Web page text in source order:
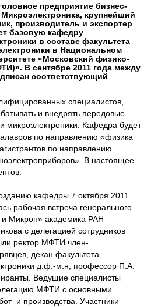
предприятие бизнес-
крупнейший
производитель и экспортер
базовую кафедру
в составе факультета
в Национальном
«Московский физико-
В сентябре 2011 года между
соответствующий
специалистов,
и внедрять передовые
микроэлектроники. Кафедра будет
по направлению «физика
по направлению
В настоящее
кафедры 7 октября 2011
рабочая встреча генерального
Микрон» академика РАН
с делегацией сотрудников
ректор МФТИ член-
декан факультета
д.ф.-м.н, профессор П.А.
Ведущие специалисты
МФТИ с основными
и производства. Участники